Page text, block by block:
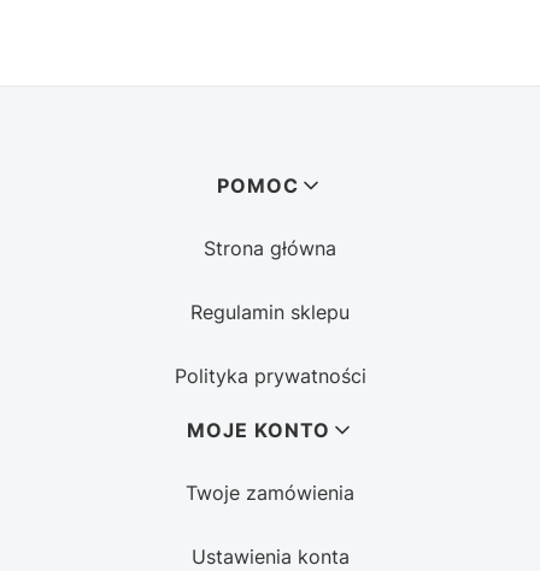
POMOC
Strona główna
Regulamin sklepu
Polityka prywatności
MOJE KONTO
Twoje zamówienia
Ustawienia konta